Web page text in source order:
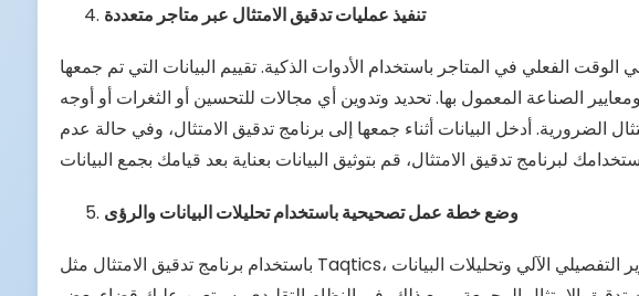
تنفيذ عمليات تدقيق الامتثال عبر متاجر متعددة
الفعلي في المتاجر باستخدام الأدوات الذكية. تقييم البيانات التي تم جمعها
ومعايير الصناعة المعمول بها. تحديد وتدوين أي مجالات للتحسين أو الثغرات أو أوجه
الضرورية. أدخل البيانات أثناء جمعها إلى برنامج تدقيق الامتثال، وفي حالة عدم
وضع خطة عمل تصحيحية باستخدام تحليلات البيانات والرؤى
باستخدام برنامج تدقيق الامتثال مثل Taqtics، يمكنك بسهولة تنزيل التقرير التفصيلي الآلي وتحليلات البيانات